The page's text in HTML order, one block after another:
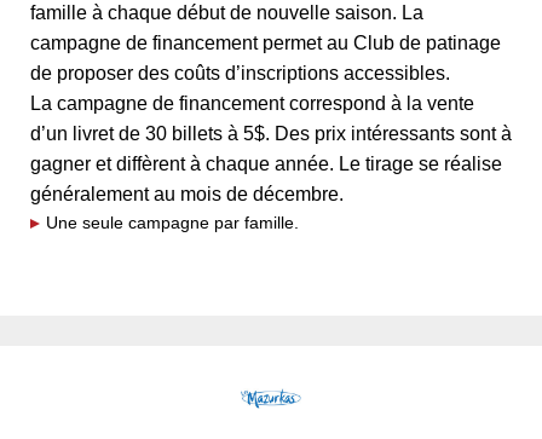
famille à chaque début de nouvelle saison. La
campagne de financement permet au Club de patinage
de proposer des coûts d’inscriptions accessibles.
La campagne de financement correspond à la vente
d’un livret de 30 billets à 5$. Des prix intéressants sont à
gagner et diffèrent à chaque année. Le tirage se réalise
généralement au mois de décembre.
Une seule campagne par famille.